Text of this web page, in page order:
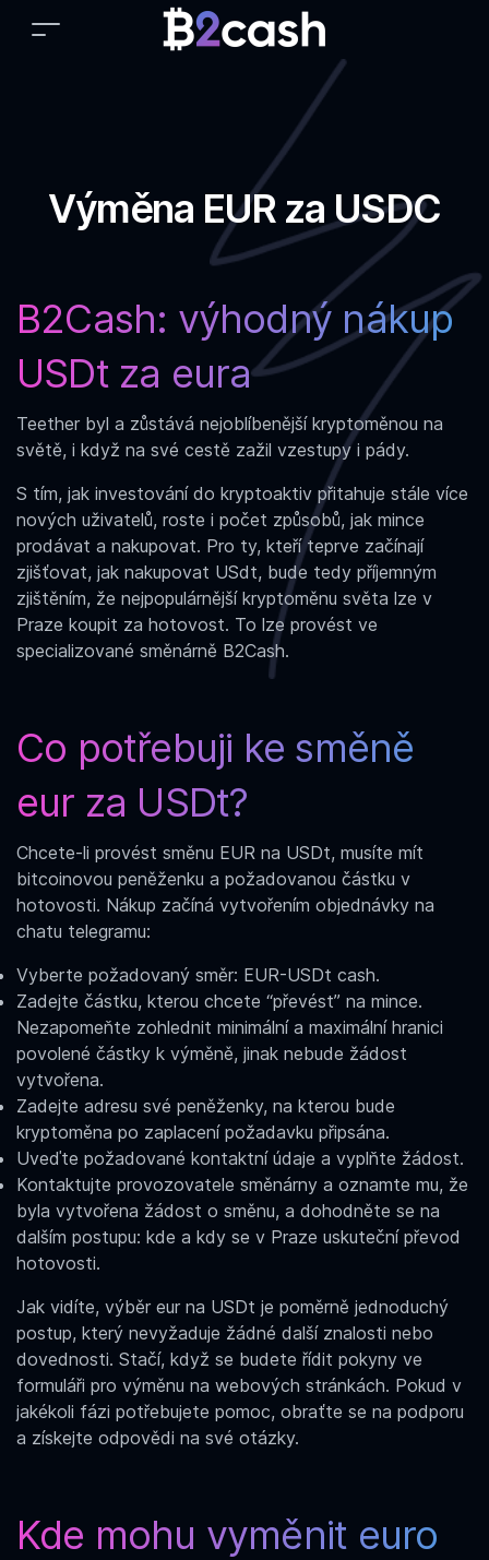
Výměna EUR za USDC
B2Cash: výhodný nákup
USDt za eura
Teether byl a zůstává nejoblíbenější kryptoměnou na
světě, i když na své cestě zažil vzestupy i pády.
S tím, jak investování do kryptoaktiv přitahuje stále více
nových uživatelů, roste i počet způsobů, jak mince
prodávat a nakupovat. Pro ty, kteří teprve začínají
zjišťovat, jak nakupovat USdt, bude tedy příjemným
zjištěním, že nejpopulárnější kryptoměnu světa lze v
Praze koupit za hotovost. To lze provést ve
specializované směnárně B2Cash.
Co potřebuji ke směně
eur za USDt?
Chcete-li provést směnu EUR na USDt, musíte mít
bitcoinovou peněženku a požadovanou částku v
hotovosti. Nákup začíná vytvořením objednávky na
chatu telegramu:
Vyberte požadovaný směr: EUR-USDt cash.
Zadejte částku, kterou chcete “převést” na mince.
Nezapomeňte zohlednit minimální a maximální hranici
povolené částky k výměně, jinak nebude žádost
vytvořena.
Zadejte adresu své peněženky, na kterou bude
kryptoměna po zaplacení požadavku připsána.
Uveďte požadované kontaktní údaje a vyplňte žádost.
Kontaktujte provozovatele směnárny a oznamte mu, že
byla vytvořena žádost o směnu, a dohodněte se na
dalším postupu: kde a kdy se v Praze uskuteční převod
hotovosti.
Jak vidíte, výběr eur na USDt je poměrně jednoduchý
postup, který nevyžaduje žádné další znalosti nebo
dovednosti. Stačí, když se budete řídit pokyny ve
formuláři pro výměnu na webových stránkách. Pokud v
jakékoli fázi potřebujete pomoc, obraťte se na podporu
a získejte odpovědi na své otázky.
Kde mohu vyměnit euro